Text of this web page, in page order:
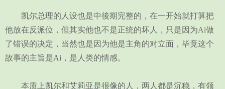
凯尔总理的人设也是中後期完整的，在一开始就打算把
他放在反派位，但其实他也不是正统的坏人，只是因为Ai做
了错误的决定，当然也是因为他是主角的对立面，毕竟这个
故事的主旨是Ai，是人类的情感。
本质上凯尔和艾莉亚是很像的人，两人都是沉稳，有领